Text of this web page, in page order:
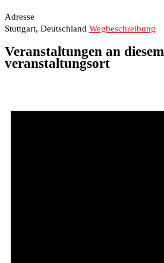
Adresse
Stuttgart, Deutschland Wegbeschreibung
Veranstaltungen an diesem
veranstaltungsort